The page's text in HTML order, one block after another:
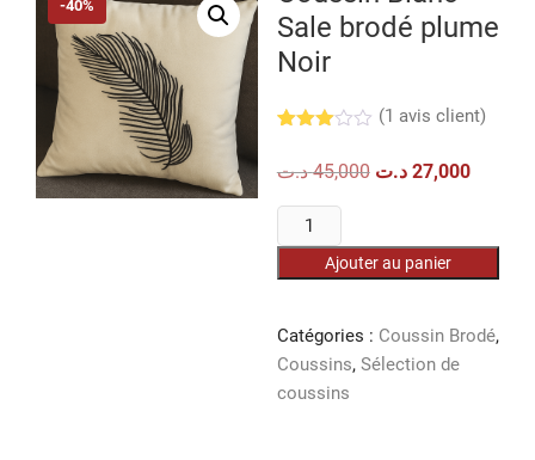
-40%
Sale brodé plume
Noir
sur 5
sur
notatio
n
(1 avis client)
45,000 د.ت
Le
45,000 د.ت.
27,000 د.ت
Le
quantité
de
Coussin
Sale
brodé
plume
Ajouter au panier
Catégories : Coussin Brodé,
Coussins, Sélection de
coussins